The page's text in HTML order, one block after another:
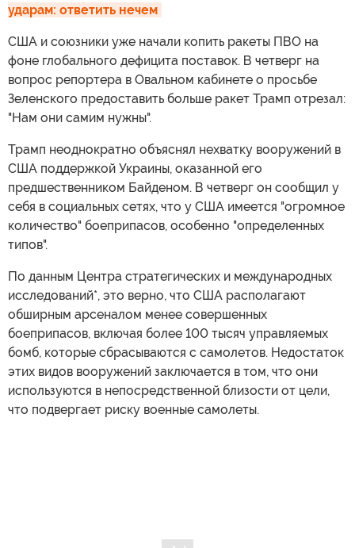
ударам: ответить нечем
США и союзники уже начали копить ракеты ПВО на
фоне глобального дефицита поставок. В четверг на
вопрос репортера в Овальном кабинете о просьбе
Зеленского предоставить больше ракет Трамп отрезал:
"Нам они самим нужны".
Трамп неоднократно объяснял нехватку вооружений в
США поддержкой Украины, оказанной его
предшественником Байденом. В четверг он сообщил у
себя в социальных сетях, что у США имеется "огромное
количество" боеприпасов, особенно "определенных
типов".
По данным Центра стратегических и международных
исследований*, это верно, что США располагают
обширным арсеналом менее совершенных
боеприпасов, включая более 100 тысяч управляемых
бомб, которые сбрасываются с самолетов. Недостаток
этих видов вооружений заключается в том, что они
используются в непосредственной близости от цели,
что подвергает риску военные самолеты.